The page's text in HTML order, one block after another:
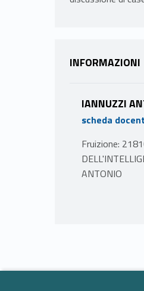
INFORMAZIONI
IANNUZZI
scheda
Fruizione:
ANTONIO
4) Autorità